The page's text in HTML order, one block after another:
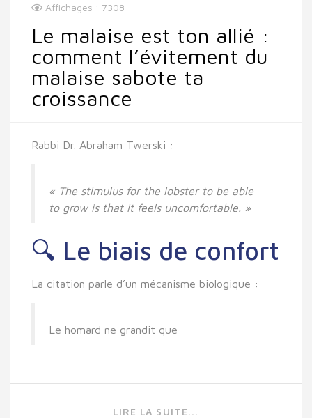
Affichages : 7308
Le malaise est ton allié :
comment l’évitement du
malaise sabote ta
croissance
Rabbi Dr. Abraham Twerski :
« The stimulus for the lobster to be able
to grow is that it feels uncomfortable. »
🔍 Le biais de confort
La citation parle d’un mécanisme biologique :
Le homard ne grandit que
LIRE LA SUITE...